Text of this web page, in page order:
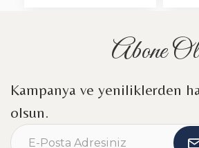
Abone Ol
Kampanya ve yeniliklerden
olsun.